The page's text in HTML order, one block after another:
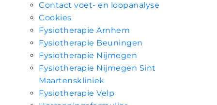
Contact voet- en loopanalyse
Cookies
Fysiotherapie Arnhem
Fysiotherapie Beuningen
Fysiotherapie Nijmegen
Fysiotherapie Nijmegen Sint
Maartenskliniek
Fysiotherapie Velp